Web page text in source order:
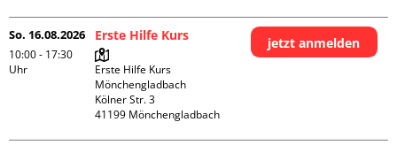
So. 16.08.2026
10:00 - 17:30
Uhr
Erste Hilfe Kurs
Erste Hilfe Kurs
Mönchengladbach
Kölner Str. 3
jetzt anmelden